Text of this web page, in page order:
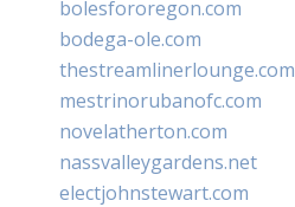
bolesfororegon.com
bodega-ole.com
thestreamlinerlounge.com
mestrinorubanofc.com
novelatherton.com
nassvalleygardens.net
electjohnstewart.com